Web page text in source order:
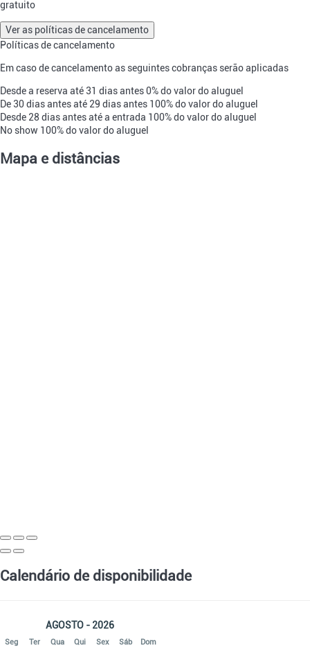
gratuito
Ver as políticas de cancelamento
Políticas de cancelamento
Em caso de cancelamento as seguintes cobranças serão aplicadas
Desde a reserva até 31 dias antes0% do valor do aluguel
De 30 dias antes até 29 dias antes 100% do valor do aluguel
Desde 28 dias antes até a entrada 100% do valor do aluguel
No show 100% do valor do aluguel
Mapa e distâncias
Calendário de disponibilidade
AGOSTO - 2026
Seg Ter Qua Qui Sex Sáb Dom